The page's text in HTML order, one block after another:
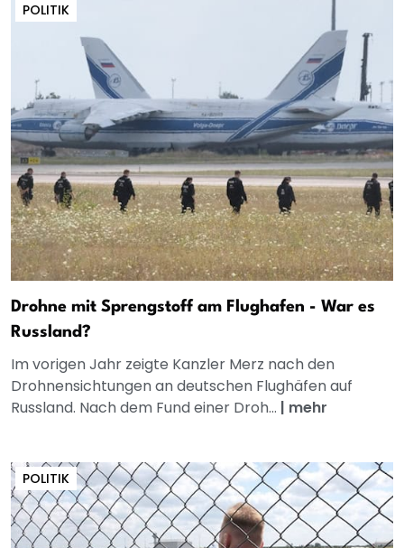
POLITIK
Drohne mit Sprengstoff am Flughafen - War es
Russland?
Im vorigen Jahr zeigte Kanzler Merz nach den
Drohnensichtungen an deutschen Flughäfen auf
Russland. Nach dem Fund einer Droh... | mehr
POLITIK